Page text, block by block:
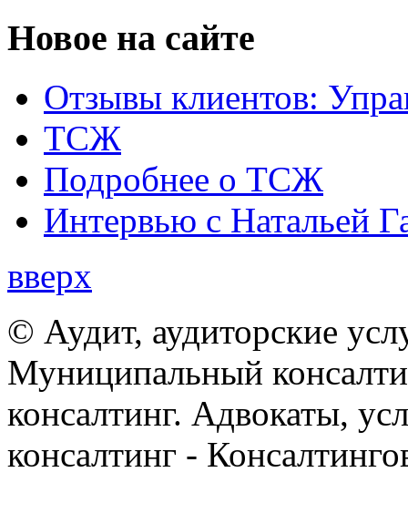
Новое на сайте
Отзывы клиентов:
ТСЖ
Подробнее о ТСЖ
Интервью с Натальей
вверх
© Аудит, аудиторские
Муниципальный
консалтинг. Адвокаты,
консалтинг -